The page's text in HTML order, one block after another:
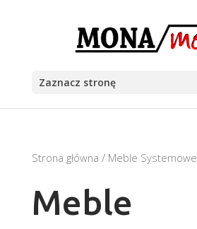
Zaznacz stronę
Strona główna / Meble Systemowe
Meble